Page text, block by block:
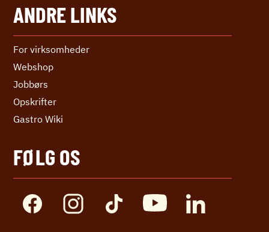
ANDRE LINKS
For virksomheder
Webshop
Jobbørs
Opskrifter
Gastro Wiki
FØLG OS